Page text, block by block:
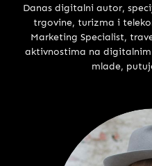
Danas digitalni autor,
trgovine, turizma i
Marketing Specialist,
aktivnostima na
mlade,